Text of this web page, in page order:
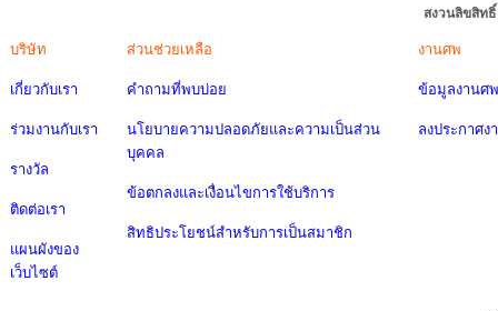
สงวนลิขสิท
บริษัท
เกี่ยวกับเรา
ร่วมงานกับเรา
รางวัล
ติดต่อเรา
แผนผังของ
เว็บไซต์
ส่วนช่วยเหลือ
คำถามที่พบบ่อย
นโยบายความปลอดภัยและความเป็นส่วน
บุคคล
ข้อตกลงและเงื่อนไขการใช้บริการ
สิทธิประโยชน์สำหรับการเป็นสมาชิก
งานศพ
ข้อมูลงานศพ
ลงประกาศง